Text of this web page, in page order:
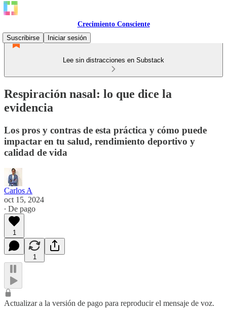
Crecimiento Consciente
Suscribirse
Iniciar sesión
Lee sin distracciones en Substack
Respiración nasal: lo que dice la
evidencia
Los pros y contras de esta práctica y cómo puede
impactar en tu salud, rendimiento deportivo y
calidad de vida
Carlos A
oct 15, 2024
∙ De pago
1
1
Actualizar a la versión de pago para reproducir el mensaje de voz.